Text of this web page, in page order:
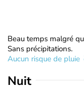
Beau temps malgré
Sans précipitations.
Aucun risque de pluie
Nuit